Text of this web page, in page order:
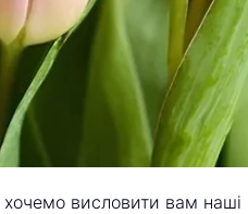
висловити вам наші